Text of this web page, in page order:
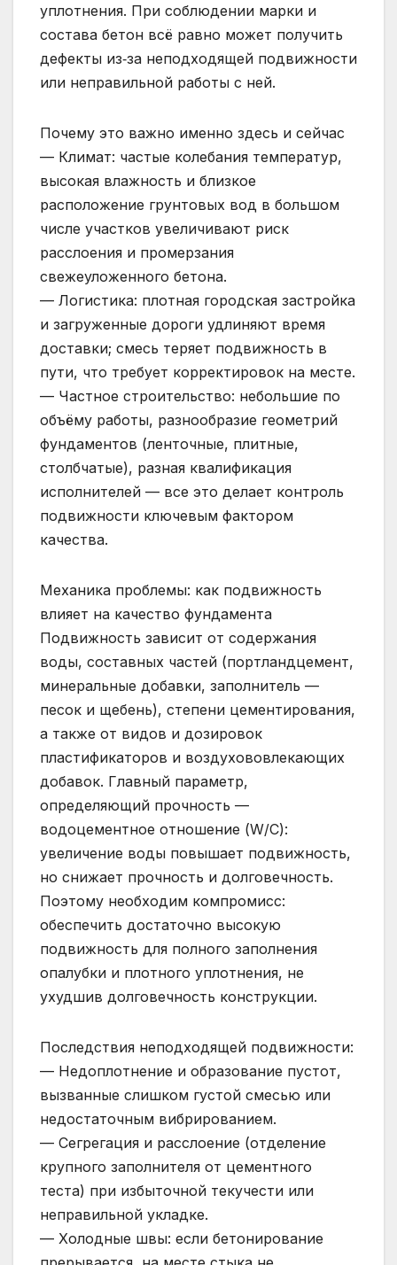
уплотнения. При соблюдении марки и
состава бетон всё равно может получить
дефекты из‑за неподходящей подвижности
или неправильной работы с ней.
Почему это важно именно здесь и сейчас
— Климат: частые колебания температур,
высокая влажность и близкое
расположение грунтовых вод в большом
числе участков увеличивают риск
расслоения и промерзания
свежеуложенного бетона.
— Логистика: плотная городская застройка
и загруженные дороги удлиняют время
доставки; смесь теряет подвижность в
пути, что требует корректировок на месте.
— Частное строительство: небольшие по
объёму работы, разнообразие геометрий
фундаментов (ленточные, плитные,
столбчатые), разная квалификация
исполнителей — все это делает контроль
подвижности ключевым фактором
качества.
Механика проблемы: как подвижность
влияет на качество фундамента
Подвижность зависит от содержания
воды, составных частей (портландцемент,
минеральные добавки, заполнитель —
песок и щебень), степени цементирования,
а также от видов и дозировок
пластификаторов и воздухововлекающих
добавок. Главный параметр,
определяющий прочность —
водоцементное отношение (W/C):
увеличение воды повышает подвижность,
но снижает прочность и долговечность.
Поэтому необходим компромисс:
обеспечить достаточно высокую
подвижность для полного заполнения
опалубки и плотного уплотнения, не
ухудшив долговечность конструкции.
Последствия неподходящей подвижности:
— Недоплотнение и образование пустот,
вызванные слишком густой смесью или
недостаточным вибрированием.
— Сегрегация и расслоение (отделение
крупного заполнителя от цементного
теста) при избыточной текучести или
неправильной укладке.
— Холодные швы: если бетонирование